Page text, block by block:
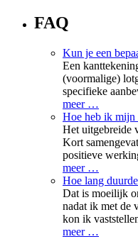
FAQ
Kun je een
Een
(voormalige)
specifieke
meer …
Hoe heb ik mijn
Het uitgebreide
Kort
positieve
meer …
Hoe lang
Dat is moeilijk
nadat ik met de
kon ik
meer …